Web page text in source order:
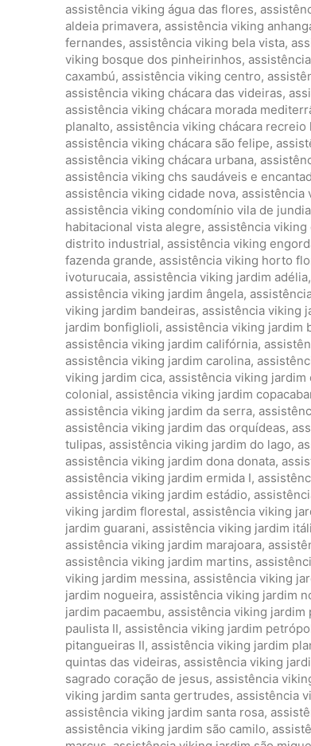
assistência viking água das flores,
aldeia primavera, assistência viking
fernandes, assistência viking bela vista,
viking bosque dos pinheirinhos,
caxambú, assistência viking centro,
assistência viking chácara das videiras,
assistência viking chácara morada
planalto, assistência viking chácara recreio
assistência viking chácara são felipe,
assistência viking chácara urbana,
assistência viking chs saudáveis e
assistência viking cidade nova, assistência
assistência viking condomínio vila de
habitacional vista alegre, assistência
distrito industrial, assistência viking
fazenda grande, assistência viking horto
ivoturucaia, assistência viking jardim adélia,
assistência viking jardim ângela,
viking jardim bandeiras, assistência viking
jardim bonfiglioli, assistência viking jardim
assistência viking jardim califórnia,
assistência viking jardim carolina,
viking jardim cica, assistência viking jardim
colonial, assistência viking jardim
assistência viking jardim da serra,
assistência viking jardim das orquídeas,
tulipas, assistência viking jardim do lago,
assistência viking jardim dona donata,
assistência viking jardim ermida I,
assistência viking jardim estádio,
viking jardim florestal, assistência viking
jardim guarani, assistência viking jardim
assistência viking jardim marajoara,
assistência viking jardim martins,
viking jardim messina, assistência viking
jardim nogueira, assistência viking jardim
jardim pacaembu, assistência viking jardim
paulista II, assistência viking jardim
pitangueiras II, assistência viking jardim
quintas das videiras, assistência viking
sagrado coração de jesus, assistência
viking jardim santa gertrudes, assistência
assistência viking jardim santa rosa,
assistência viking jardim são camilo,